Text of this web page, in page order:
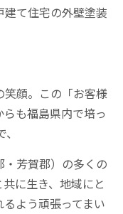
て住宅の外壁塗装
顔。この「お客様
も福島県内で培っ
芳賀郡）の多くの
に生き、地域にと
よう頑張ってまい